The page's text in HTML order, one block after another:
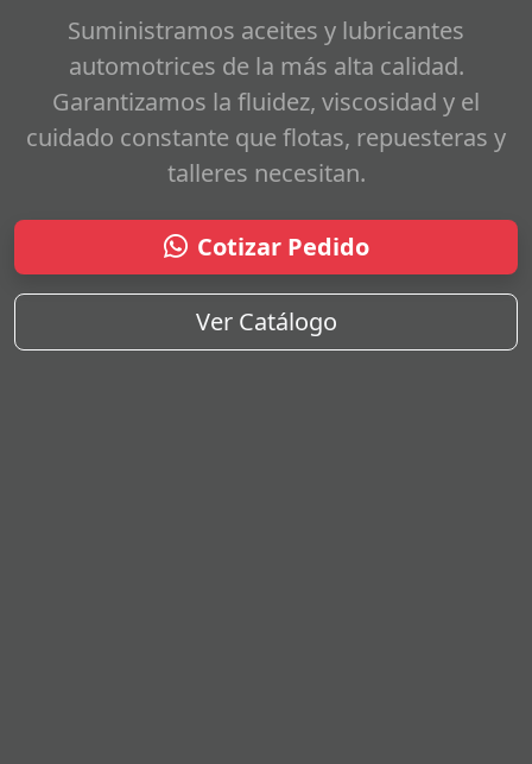
Suministramos aceites y lubricantes
automotrices de la más alta calidad.
Garantizamos la fluidez, viscosidad y el
cuidado constante que flotas, repuesteras y
talleres necesitan.
Cotizar Pedido
Ver Catálogo